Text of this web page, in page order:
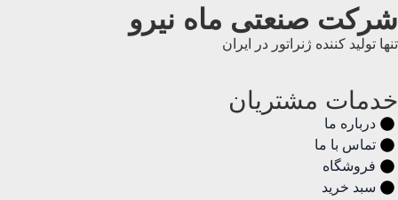
شرکت صنعتی ماه نیرو
تنها تولید کننده ژنراتور در ایران
خدمات مشتریان
درباره ما
تماس با ما
فروشگاه
سبد خرید